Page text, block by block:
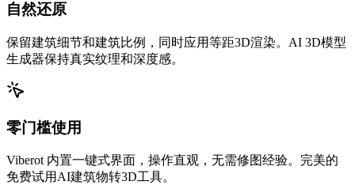
自然还原
保留建筑细节和建筑比例，同时应用等距3D渲染。AI 3D模型
生成器保持真实纹理和深度感。
零门槛使用
Viberot 内置一键式界面，操作直观，无需修图经验。完美的
免费试用AI建筑物转3D工具。